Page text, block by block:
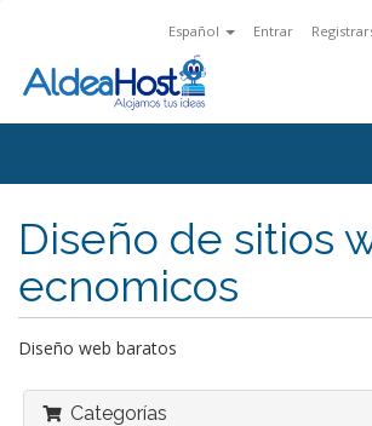
Español Entrar
Diseño de sitios
ecnomicos
Diseño web baratos
Categorías